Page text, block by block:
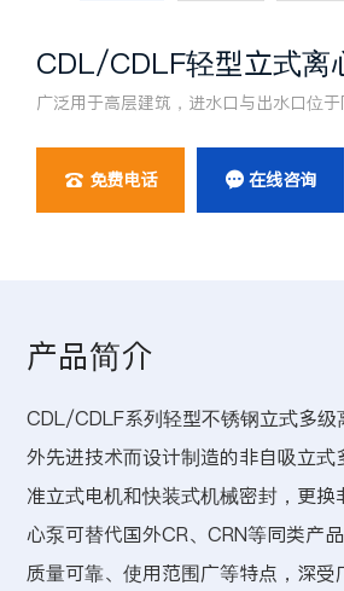
CDL/CDLF轻型立式离
广泛用于高层建筑，进水口与出水口位
 免费电话  在线咨询
产品简介
CDL/CDLF系列轻型不锈钢立式多级
外先进技术而设计制造的非自吸立
准立式电机和快装式机械密封，更
心泵可替代国外CR、CRN等同类产
质量可靠、使用范围广等特点，深受